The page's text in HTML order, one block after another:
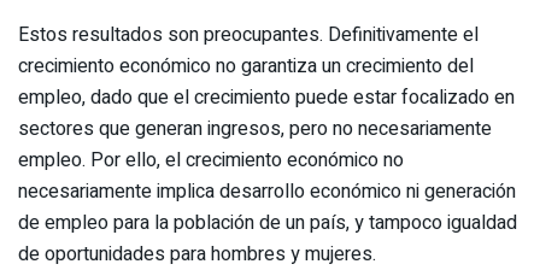
Estos resultados son preocupantes. Definitivamente el
crecimiento económico no garantiza un crecimiento del
empleo, dado que el crecimiento puede estar focalizado en
sectores que generan ingresos, pero no necesariamente
empleo. Por ello, el crecimiento económico no
necesariamente implica desarrollo económico ni generación
de empleo para la población de un país, y tampoco igualdad
de oportunidades para hombres y mujeres.